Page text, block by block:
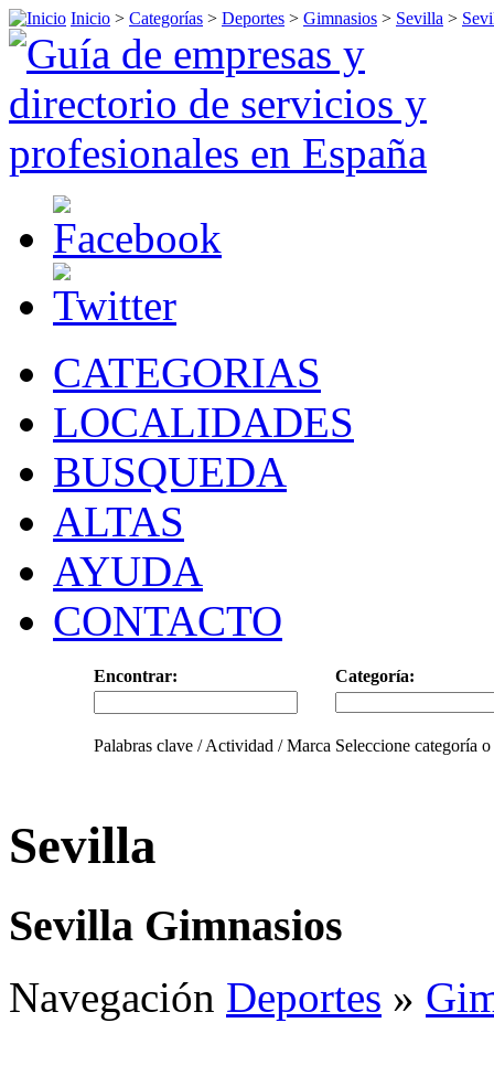
Inicio > Categorías > Deportes > Gimnasios > Sevilla >
CATEGORIAS
LOCALIDADES
BUSQUEDA
ALTAS
AYUDA
CONTACTO
Encontrar: Categoría:
Palabras clave / Actividad / Marca Seleccione categoría
Sevilla
Sevilla Gimnasios
Navegación Deportes »